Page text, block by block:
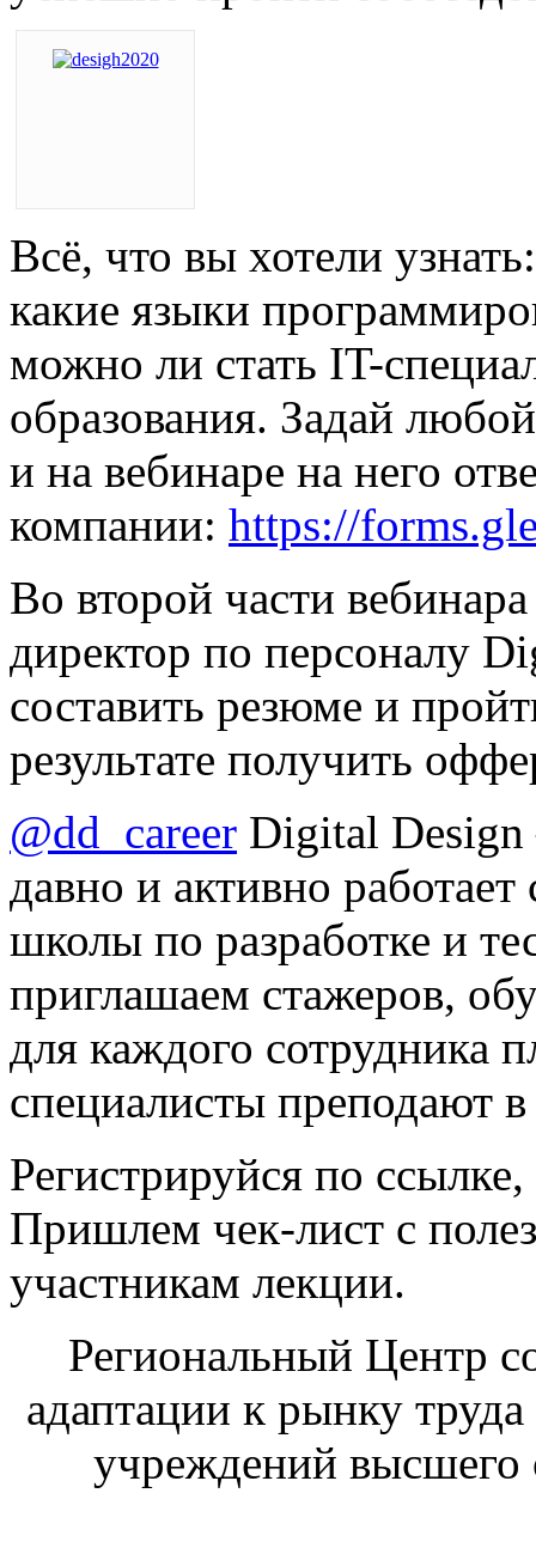
Всё, что вы хотели
какие языки
можно ли стать IT-
образования. Задай
и на вебинаре на него
компании: https://
Во второй части
директор по персоналу
составить резюме и
результате получить
@dd_career Digital
давно и активно
школы по разработке и
приглашаем стажеров,
для каждого сотрудника
специалисты преподают в
Регистрируйся по
Пришлем чек-лист с
участникам лекции.
Региональный Центр
адаптации к рынку
учреждений